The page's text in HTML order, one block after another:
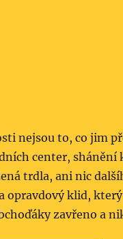
nejsou to, co jim
center, shánění
trdla, ani nic
opravdový klid,
zavřeno a